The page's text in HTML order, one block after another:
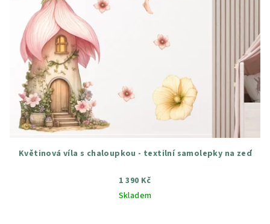
Květinová víla s chaloupkou - textilní samolepky na zeď
1 390 Kč
Skladem